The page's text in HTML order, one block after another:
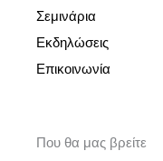
Σεμινάρια
Εκδηλώσεις
Επικοινωνία
Που θα μας βρείτε